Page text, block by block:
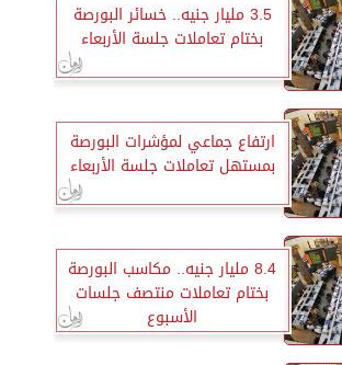
3.5 مليار جنيه.. خسائر البورصة
بختام تعاملات جلسة الأربعاء
ارتفاع جماعي لمؤشرات البورصة
بمستهل تعاملات جلسة الأربعاء
8.4 مليار جنيه.. مكاسب البورصة
بختام تعاملات منتصف جلسات
الأسبوع